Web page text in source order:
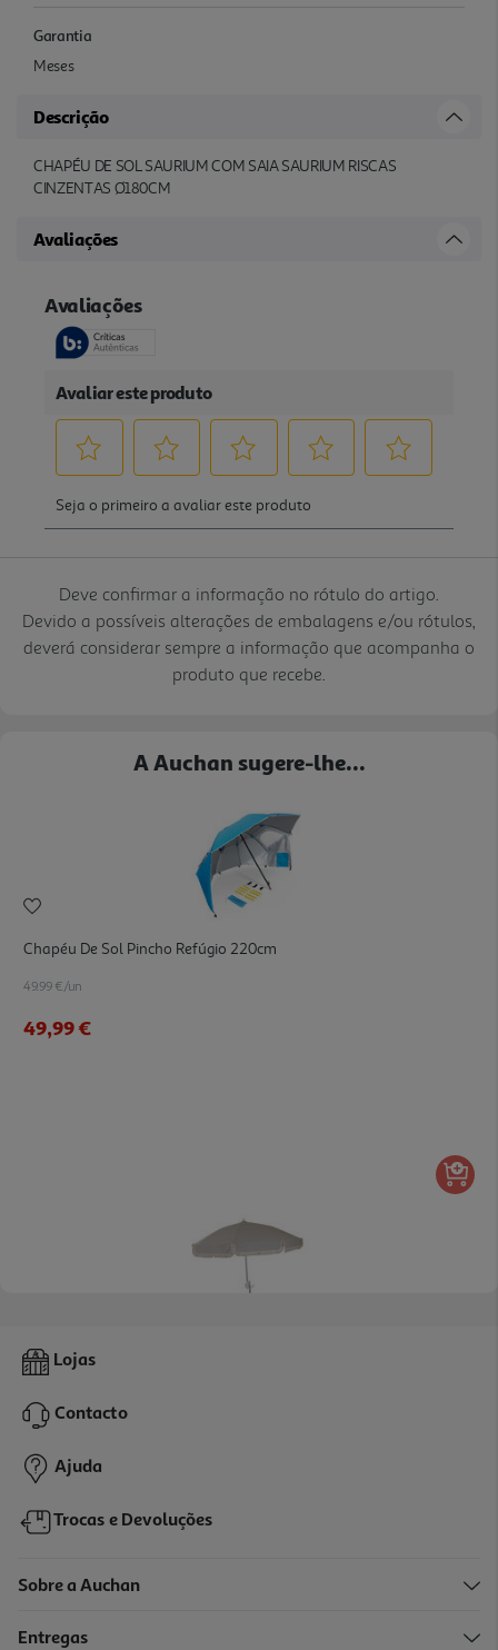
Garantia
Meses
Descrição
CHAPÉU DE SOL SAURIUM COM SAIA SAURIUM RISCAS
CINZENTAS Ø180CM
Avaliações
Deve confirmar a informação no rótulo do artigo.
Devido a possíveis alterações de embalagens e/ou rótulos,
deverá considerar sempre a informação que acompanha o
produto que recebe.
A Auchan sugere-lhe...
Chapéu De Sol Pincho Refúgio 220cm
49.99 €/un
49,99 €
Guarda Sol 1/2 Lua Saurium Cinzento 180cm
49,99 €
-10%
Lojas
Contacto
Ajuda
Trocas e Devoluções
Sobre a Auchan
Entregas